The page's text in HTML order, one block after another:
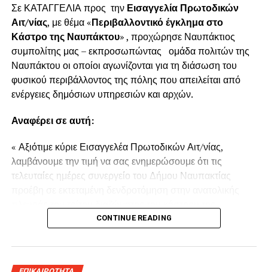
Σε ΚΑΤΑΓΓΕΛΙΑ προς την Εισαγγελία Πρωτοδικών
Αιτ/νίας, με θέμα «Περιβαλλοντικό έγκλημα στο
Κάστρο της Ναυπάκτου» , προχώρησε Ναυπάκτιος
συμπολίτης μας – εκπροσωπώντας ομάδα πολιτών της
Ναυπάκτου οι οποίοι αγωνίζονται για τη διάσωση του
φυσικού περιβάλλοντος της πόλης που απειλείται από
ενέργειες δημόσιων υπηρεσιών και αρχών.
Αναφέρει σε αυτή:
« Αξιότιμε κύριε Εισαγγελέα Πρωτοδικών Αιτ/νίας,
λαμβάνουμε την τιμή να σας ενημερώσουμε ότι τις
τελευταίες ημέρες συνεργείο του Δήμου Ναυπακτίας
Ναυπάκτου πάνω από τη Ντάπια Τσαούς.
Παρόμοια ενέργεια πραγματοποιήθηκε και το Καλοκαίρι
CONTINUE READING